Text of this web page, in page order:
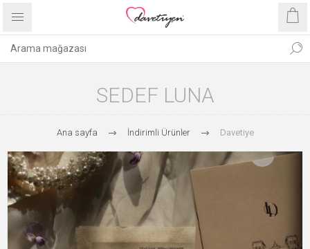
SEDEF LUNA
Ana sayfa İndirimli Ürünler Davetiye